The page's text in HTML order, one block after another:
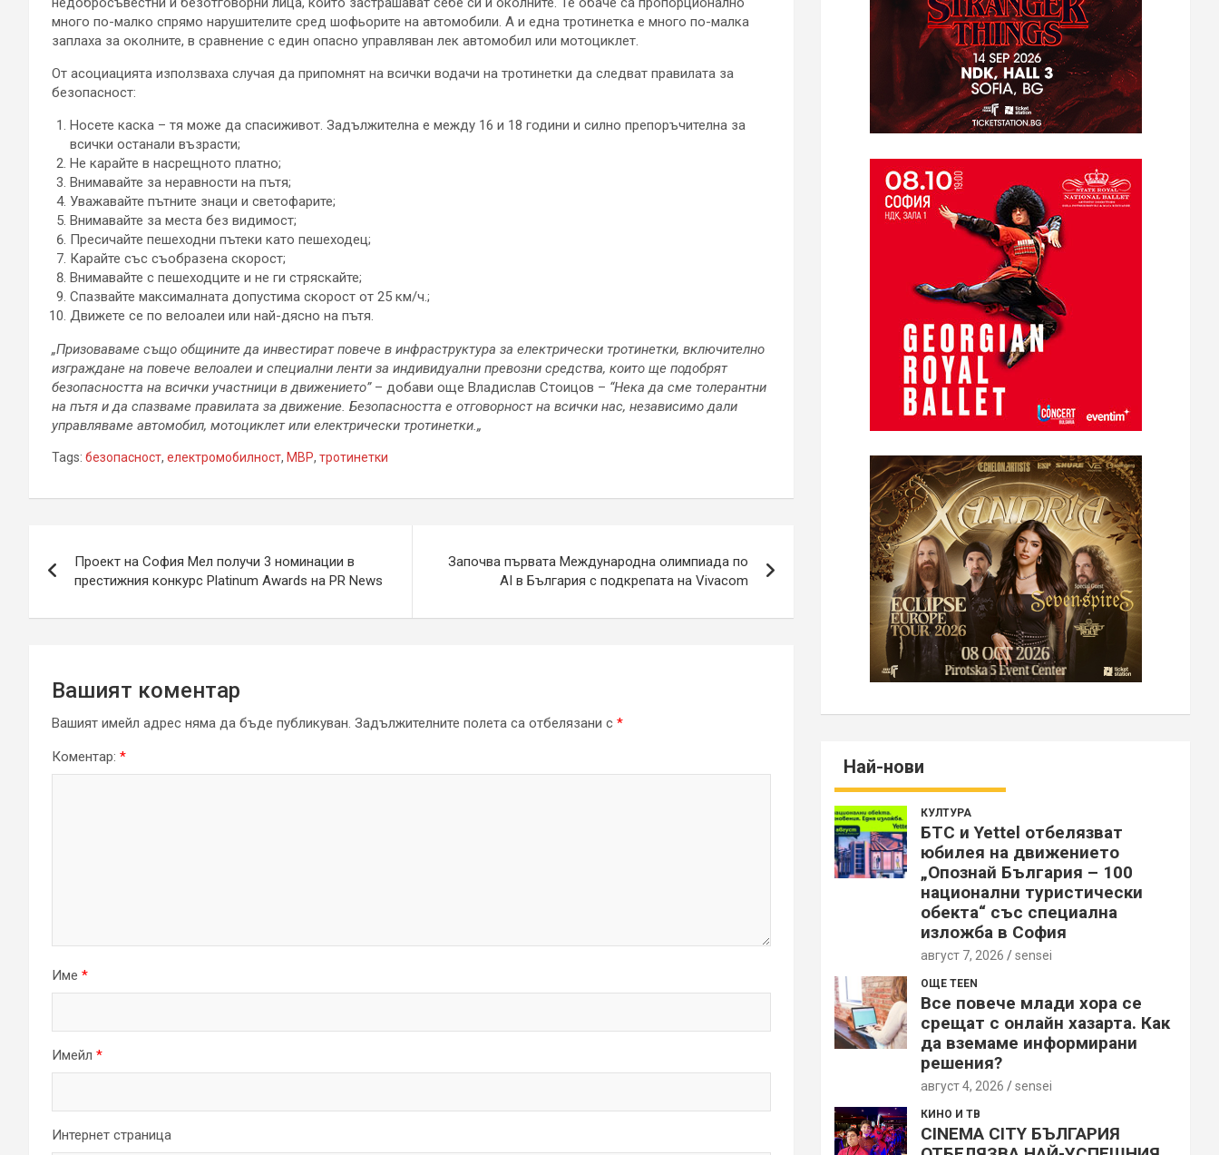
много по-малко спрямо нарушителите сред шофьорите на автомобили. А и една тротинетка е много по-малка
заплаха за околните, в сравнение с един опасно управляван лек автомобил или мотоциклет.
От асоциацията използваха случая да припомнят на всички водачи на тротинетки да следват правилата за
безопасност:
Носете каска – тя може да спасиживот. Задължителна е между 16 и 18 години и силно препоръчителна за
всички останали възрасти;
Не карайте в насрещното платно;
Внимавайте за неравности на пътя;
Уважавайте пътните знаци и светофарите;
Внимавайте за места без видимост;
Пресичайте пешеходни пътеки като пешеходец;
Карайте със съобразена скорост;
Внимавайте с пешеходците и не ги стряскайте;
Спазвайте максималната допустима скорост от 25 км/ч.;
Движете се по велоалеи или най-дясно на пътя.
„Призоваваме също общините да инвестират повече в инфраструктура за електрически тротинетки, включително
изграждане на повече велоалеи и специални ленти за индивидуални превозни средства, които ще подобрят
безопасността на всички участници в движението”– добави още Владислав Стоицов – “Нека да сме толерантни
на пътя и да спазваме правилата за движение. Безопасността е отговорност на всички нас, независимо дали
управляваме автомобил, мотоциклет или електрически тротинетки.„
Tags: безопасност, електромобилност, МВР, тротинетки
Проект на София Мел получи 3 номинации в
престижния конкурс Platinum Awards на PR News
Започва първата Международна олимпиада по
AI в България с подкрепата на Vivacom
Вашият коментар
Вашият имейл адрес няма да бъде публикуван. Задължителните полета са отбелязани с *
Коментар: *
Име *
Имейл *
Интернет страница
Най-нови
КУЛТУРА
БТС и Yettel отбелязват
юбилея на движението
„Опознай България – 100
национални туристически
обекта“ със специална
изложба в София
август 7, 2026 sensei
ОЩЕ TEEN
Все повече млади хора се
срещат с онлайн хазарта. Как
да вземаме информирани
решения?
август 4, 2026 sensei
КИНО И ТВ
CINEMA CITY БЪЛГАРИЯ